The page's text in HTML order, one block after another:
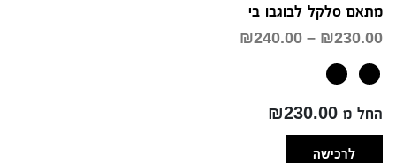
מתאם סלקל לבוגבו בי
₪230.00
–
₪240.00
החל מ ₪230.00
לרכישה